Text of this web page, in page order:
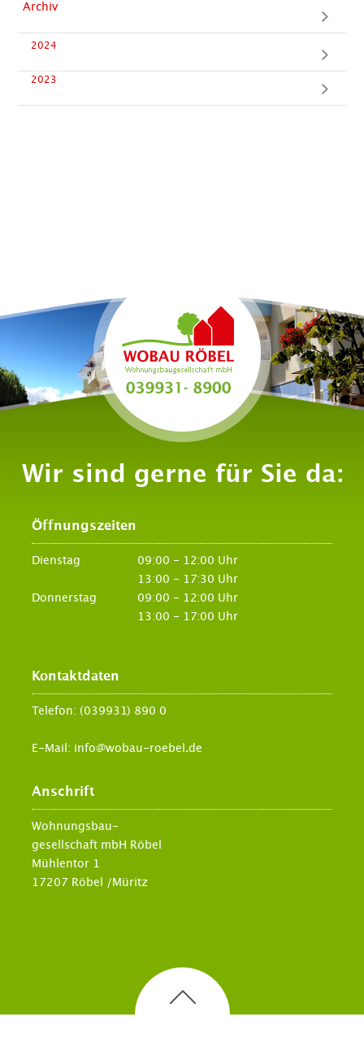
Archiv
2024
2023
Wir sind gerne für Sie da:
Öffnungszeiten
Dienstag
09:00 - 12:00 Uhr
13:00 - 17:30 Uhr
Donnerstag
09:00 - 12:00 Uhr
13:00 - 17:00 Uhr
Kontaktdaten
Telefon: (039931) 890 0
E-Mail: info@wobau-roebel.de
Anschrift
Wohnungsbau-
gesellschaft mbH Röbel
Mühlentor 1
17207 Röbel /Müritz